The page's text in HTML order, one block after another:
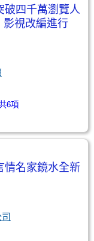
四千萬瀏覽人
視改編進行
6項
情名家鏡水全新